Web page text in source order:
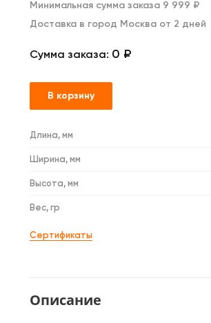
Минимальная сумма заказа 9 999 ₽
Доставка в город Москва от 2 дней
Сумма заказа: 0 ₽
В корзину
Длина, мм
Ширина, мм
Высота, мм
Вес, гр
Сертификаты
Описание